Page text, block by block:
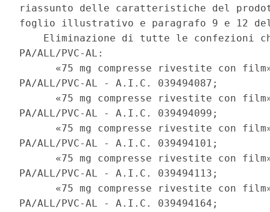
riassunto delle caratteristiche del
foglio illustrativo e paragrafo 9 e 12
Eliminazione di tutte le confezioni
PA/ALL/PVC-AL:
«75 mg compresse rivestite con
PA/ALL/PVC-AL - A.I.C. 039494087;
«75 mg compresse rivestite con
PA/ALL/PVC-AL - A.I.C. 039494099;
«75 mg compresse rivestite con
PA/ALL/PVC-AL - A.I.C. 039494101;
«75 mg compresse rivestite con
PA/ALL/PVC-AL - A.I.C. 039494113;
«75 mg compresse rivestite con
PA/ALL/PVC-AL - A.I.C. 039494164;